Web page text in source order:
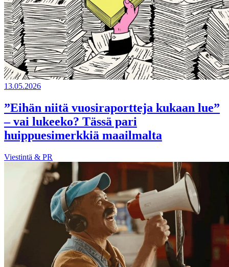
13.05.2026
”Eihän niitä vuosiraportteja kukaan lue”
– vai lukeeko? Tässä pari
huippuesimerkkiä maailmalta
Viestintä & PR